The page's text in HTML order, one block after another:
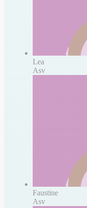
Lea
Asv
Faustine
Asv